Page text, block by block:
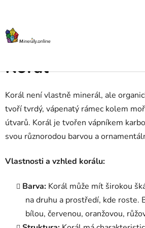
obsah
Domů
/ Atlas kamenů od A do Z
Korál
Korál není vlastně minerál, ale
tvoří tvrdý, vápenatý rámec kolem
útvarů. Korál je tvořen vápníkem
svou různorodou barvou a
Vlastnosti a vzhled korálu:
Barva: Korál může mít širokou
na druhu a prostředí, kde roste.
bílou, červenou, oranžovou,